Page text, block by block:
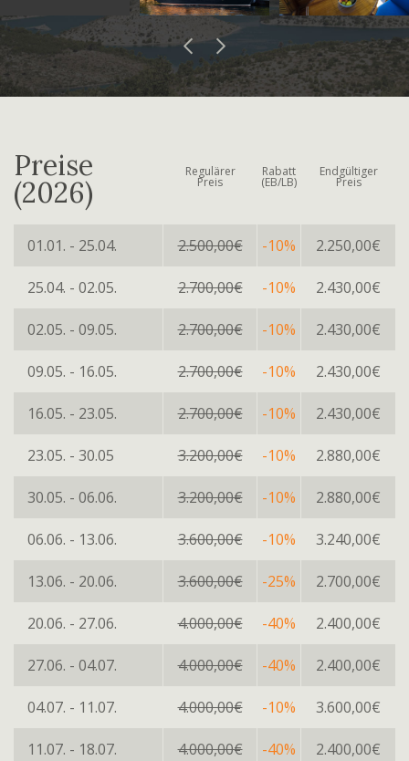
Preise
(2026)
Regulärer
Preis
Rabatt
(EB/LB)
Endgültiger
Preis
01.01. - 25.04. 2.500,00€ -10% 2.250,00€
25.04. - 02.05. 2.700,00€ -10% 2.430,00€
02.05. - 09.05. 2.700,00€ -10% 2.430,00€
09.05. - 16.05. 2.700,00€ -10% 2.430,00€
16.05. - 23.05. 2.700,00€ -10% 2.430,00€
23.05. - 30.05 3.200,00€ -10% 2.880,00€
30.05. - 06.06. 3.200,00€ -10% 2.880,00€
06.06. - 13.06. 3.600,00€ -10% 3.240,00€
13.06. - 20.06. 3.600,00€ -25% 2.700,00€
20.06. - 27.06. 4.000,00€ -40% 2.400,00€
27.06. - 04.07. 4.000,00€ -40% 2.400,00€
04.07. - 11.07. 4.000,00€ -10% 3.600,00€
11.07. - 18.07. 4.000,00€ -40% 2.400,00€